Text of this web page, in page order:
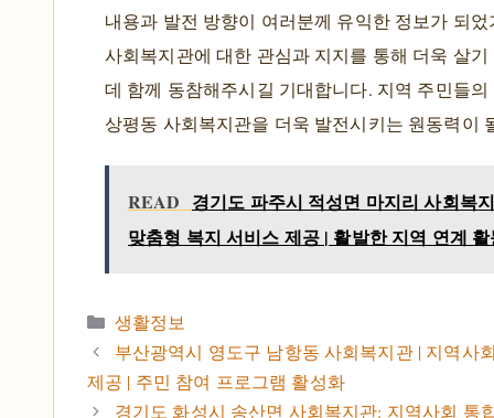
내용과 발전 방향이 여러분께 유익한 정보가 되
사회복지관에 대한 관심과 지지를 통해 더욱 살
데 함께 동참해주시길 기대합니다. 지역 주민들
상평동 사회복지관을 더욱 발전시키는 원동력이
READ 경기도 파주시 적성면 마지리 사회복
맞춤형 복지 서비스 제공 | 활발한 지역 연계
카테고리
생활정보
부산광역시 영도구 남항동 사회복지관 | 지역사
제공 | 주민 참여 프로그램 활성화
경기도 화성시 송산면 사회복지관: 지역사회 통